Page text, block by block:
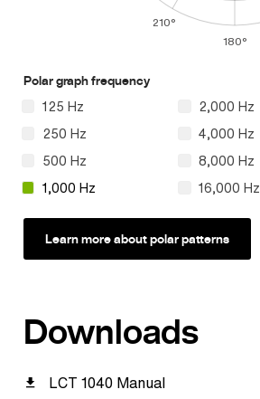
180°
210°
Polar graph frequency
125 Hz
250 Hz
500 Hz
1,000 Hz
2,000 Hz
4,000 Hz
8,000 Hz
16,000 Hz
Learn more about polar patterns
Downloads
LCT 1040 Manual